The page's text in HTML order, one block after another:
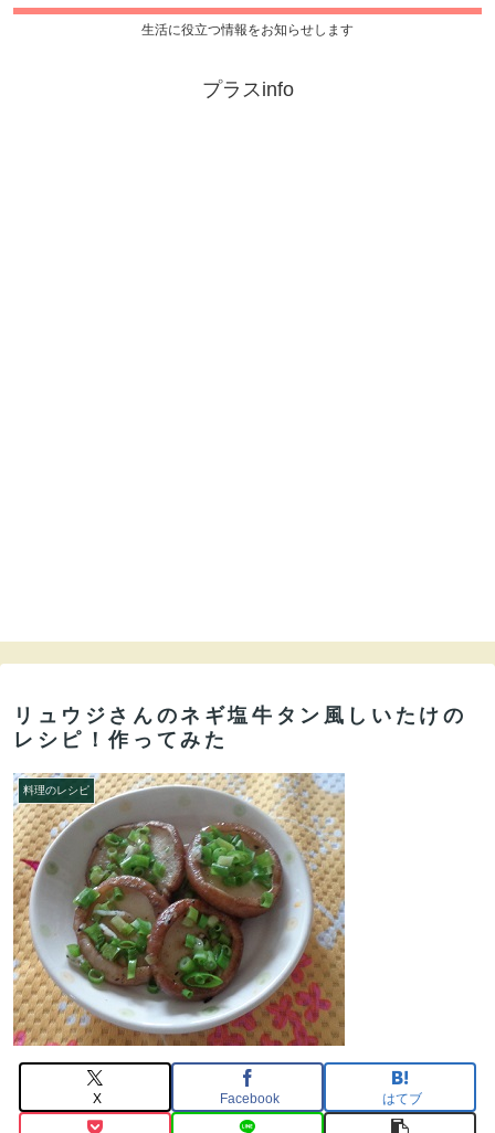
生活に役立つ情報をお知らせします
プラスinfo
リュウジさんのネギ塩牛タン風しいたけの
レシピ！作ってみた
料理のレシピ
X Facebook はてブ